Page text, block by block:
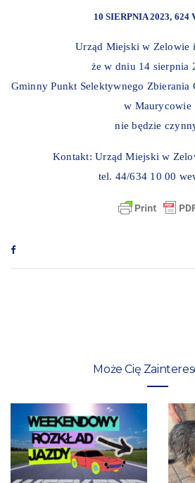
10 SIERPNIA 2023 624
Urząd Miejski w Zelowie
że w dniu 14 sierpnia
Gminny Punkt Selektywnego
w Maurycowie
nie będzie
Kontakt: Urząd Miejski w
tel. 44/634 10 00
Może Cię